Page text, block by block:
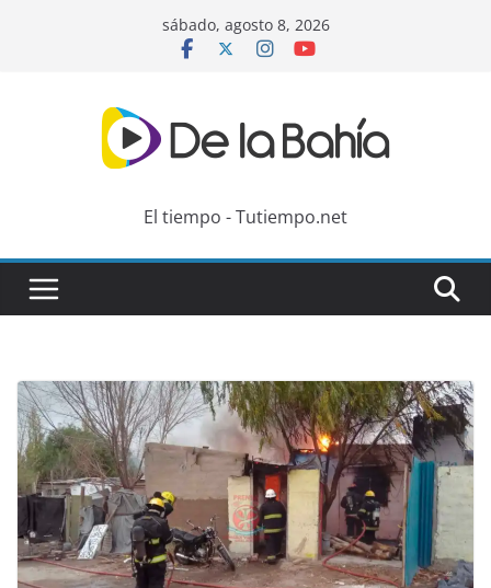
sábado, agosto 8, 2026
El tiempo - Tutiempo.net